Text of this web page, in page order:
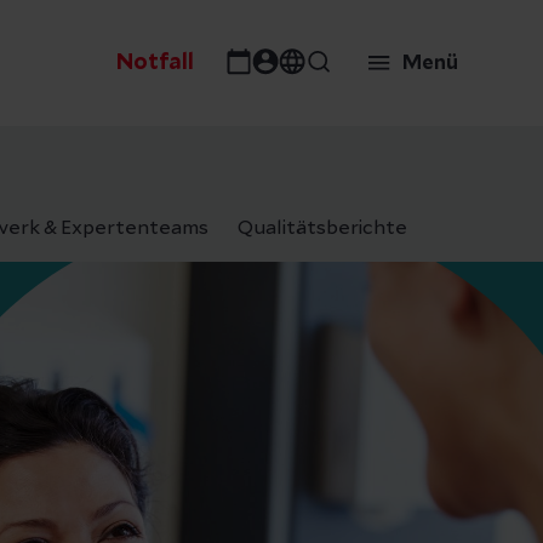
Notfall Menü
& Expertenteams Qualitätsberichte